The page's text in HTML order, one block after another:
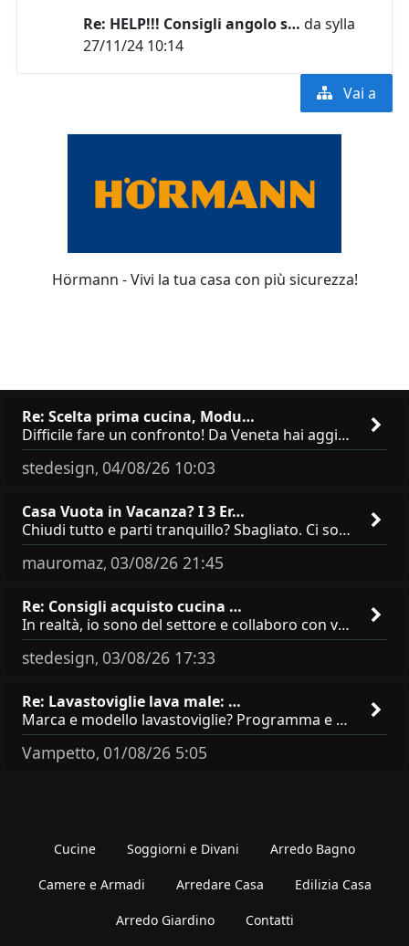
Re: HELP!!! Consigli angolo s… da sylla
27/11/24 10:14
Vai a
Hörmann - Vivi la tua casa con più sicurezza!
Re: Scelta prima cucina, Modu…
Difficile fare un confronto! Da Veneta hai aggiunto i pensili a tutta altezza e una colonna dispensa da 30, che da soli
stedesign, 04/08/26 10:03
Casa Vuota in Vacanza? I 3 Er…
Chiudi tutto e parti tranquillo? Sbagliato. Ci sono 3 comportamenti che dicono ai ladri &quot;sono via per due settimane
mauromaz, 03/08/26 21:45
Re: Consigli acquisto cucina …
In realtà, io sono del settore e collaboro con vari negozi, ti possono dire che sono tutti brand abbastanza simili come
stedesign, 03/08/26 17:33
Re: Lavastoviglie lava male: …
Marca e modello lavastoviglie? Programma e Deterisvo utilizzato ? Decalcificatore è regolato in in base alla durezza
Vampetto, 01/08/26 5:05
Cucine Soggiorni e Divani Arredo Bagno
Camere e Armadi Arredare Casa Edilizia Casa
Arredo Giardino Contatti